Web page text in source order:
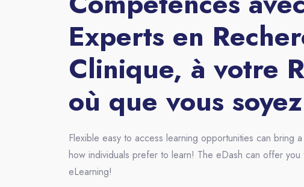
Experts en
Clinique, à votre
où que vous
Flexible easy to access learning opportunities can bring
how individuals prefer to learn! The eDash can offer
eLearning!